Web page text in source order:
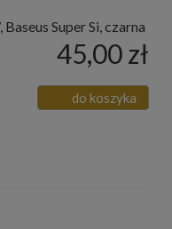
Super Si, czarna
45,00 zł
do koszyka